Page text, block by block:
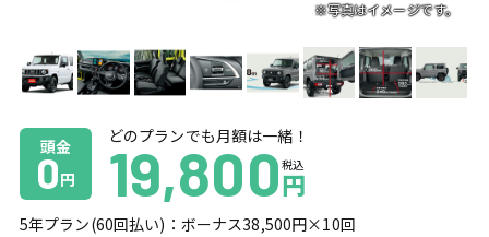
頭金
0円
どのプランでも月額は一緒！
19,800 税込
円
5年プラン(60回払い)：ボーナス38,500円×10回